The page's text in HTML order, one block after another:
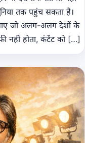
तक पहुंच सकता है।
जो अलग-अलग देशों के
नहीं होता, कंटेंट को […]